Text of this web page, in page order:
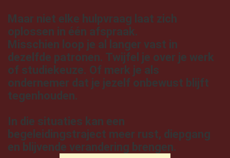
Maar niet elke hulpvraag laat zich
oplossen in één afspraak.
Misschien loop je al langer vast in
dezelfde patronen. Twijfel je over je werk
of studiekeuze. Of merk je als
ondernemer dat je jezelf onbewust blijft
tegenhouden.
In die situaties kan een
begeleidingstraject meer rust, diepgang
en blijvende verandering brengen.